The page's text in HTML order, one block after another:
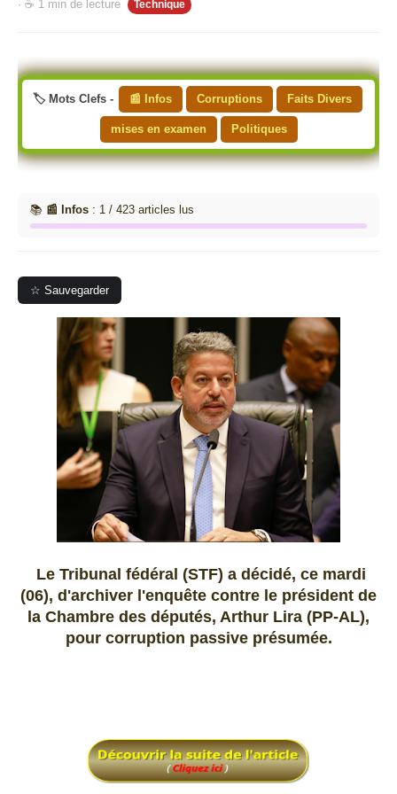
· ☕ 1 min de lecture Technique
🏷️ Mots Clefs - 📰 Infos Corruptions Faits Divers
mises en examen Politiques
📚 📰 Infos : 1 / 423 articles lus
☆ Sauvegarder
Le Tribunal fédéral (STF) a décidé, ce mardi
(06), d'archiver l'enquête contre le président de
la Chambre des députés, Arthur Lira (PP-AL),
pour corruption passive présumée.